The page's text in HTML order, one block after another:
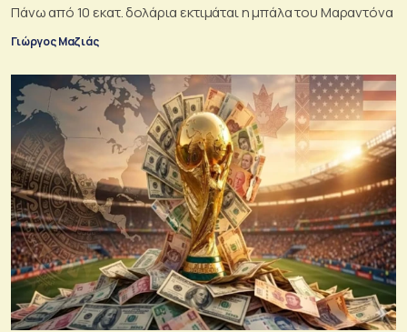
Πάνω από 10 εκατ. δολάρια εκτιμάται η μπάλα του Μαραντόνα
Γιώργος Μαζιάς